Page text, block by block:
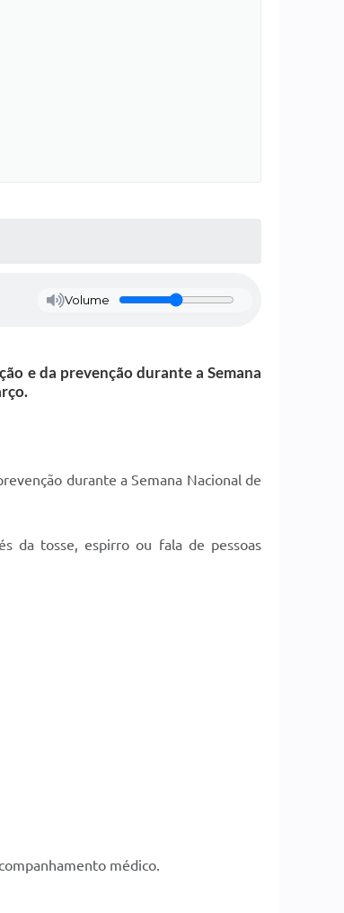
Volume
e da prevenção durante a Semana
durante a Semana Nacional de
da tosse, espirro ou fala de pessoas
médico.